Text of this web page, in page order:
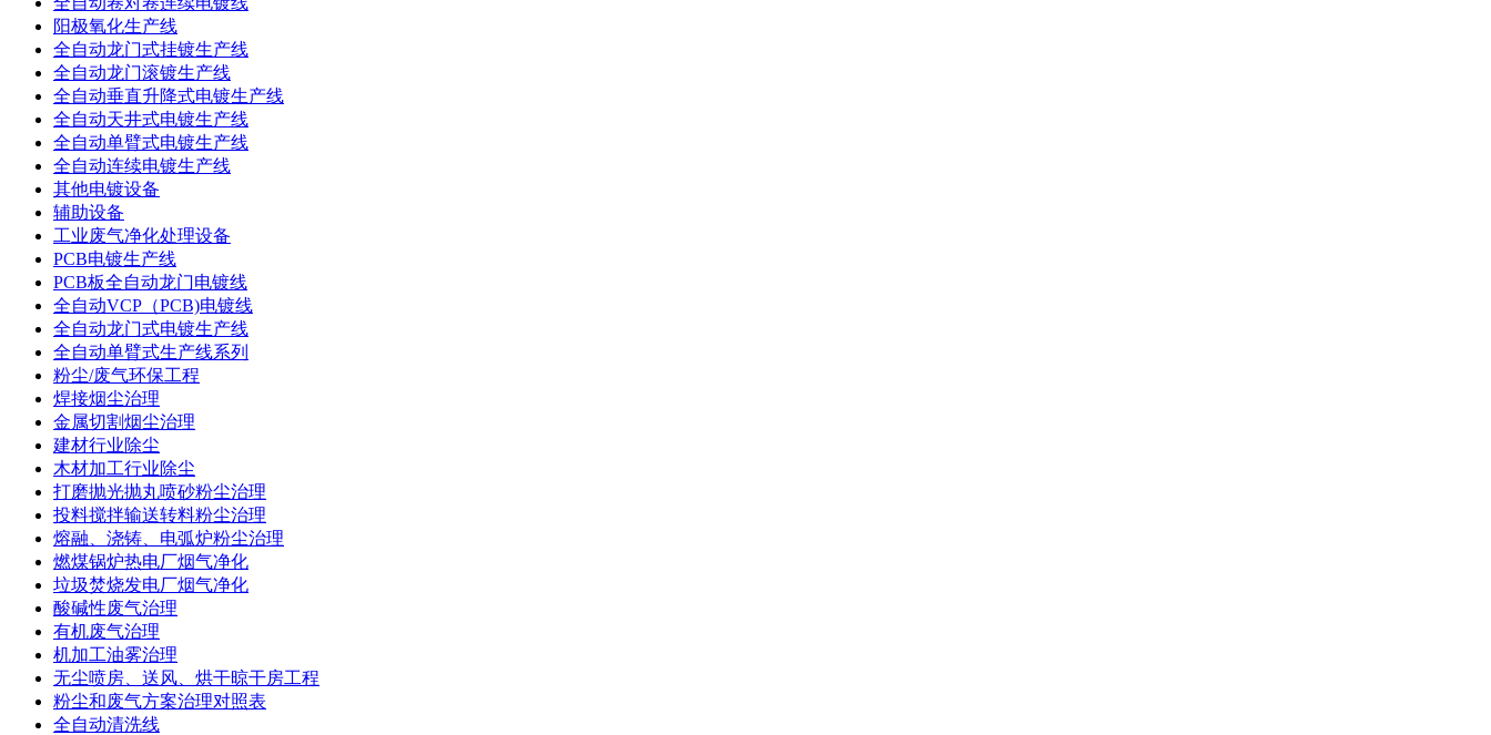
阳极氧化生产线
全自动龙门式挂镀生产线
全自动龙门滚镀生产线
全自动垂直升降式电镀生产线
全自动天井式电镀生产线
全自动单臂式电镀生产线
全自动连续电镀生产线
其他电镀设备
辅助设备
工业废气净化处理设备
PCB电镀生产线
PCB板全自动龙门电镀线
全自动VCP（PCB)电镀线
全自动龙门式电镀生产线
全自动单臂式生产线系列
粉尘/废气环保工程
焊接烟尘治理
金属切割烟尘治理
建材行业除尘
木材加工行业除尘
打磨抛光抛丸喷砂粉尘治理
投料搅拌输送转料粉尘治理
熔融、浇铸、电弧炉粉尘治理
燃煤锅炉热电厂烟气净化
垃圾焚烧发电厂烟气净化
酸碱性废气治理
有机废气治理
机加工油雾治理
无尘喷房、送风、烘干晾干房工程
粉尘和废气方案治理对照表
全自动清洗线